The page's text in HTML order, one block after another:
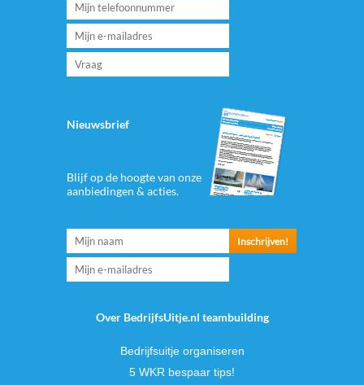
Nieuwsbrief
Blijf op de hoogte van onze
aanbiedingen & acties.
Over BedrijfsUitje.nl teambuilding
Bedrijfsuitje organiseren
5 WKR bespaar tips!